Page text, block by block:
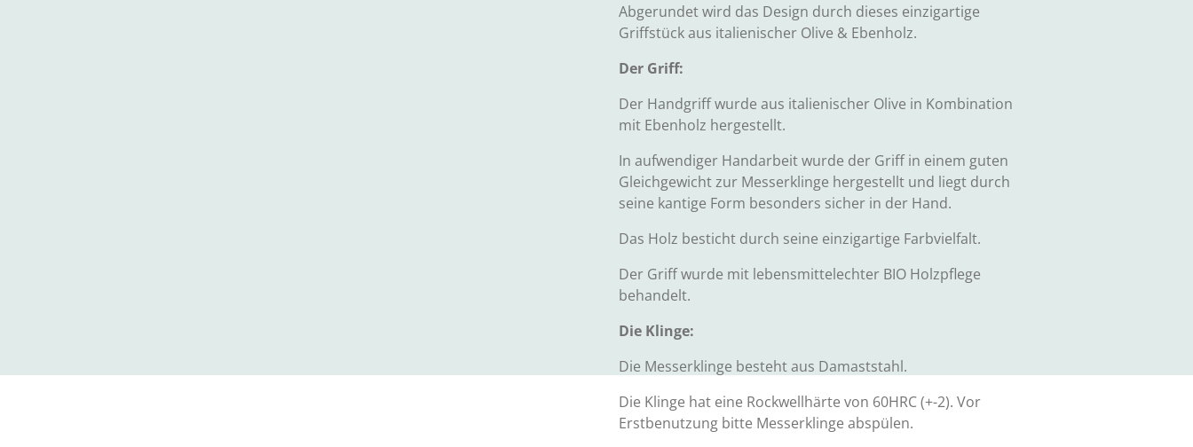
Abgerundet wird das Design durch dieses einzigartige
Griffstück aus italienischer Olive & Ebenholz.
Der Griff:
Der Handgriff wurde aus italienischer Olive in Kombination
mit Ebenholz hergestellt.
In aufwendiger Handarbeit wurde der Griff in einem guten
Gleichgewicht zur Messerklinge hergestellt und liegt durch
seine kantige Form besonders sicher in der Hand.
Das Holz besticht durch seine einzigartige Farbvielfalt.
Der Griff wurde mit lebensmittelechter BIO Holzpflege
behandelt.
Die Klinge:
Die Messerklinge besteht aus Damaststahl.
Die Klinge hat eine Rockwellhärte von 60HRC (+-2). Vor
Erstbenutzung bitte Messerklinge abspülen.